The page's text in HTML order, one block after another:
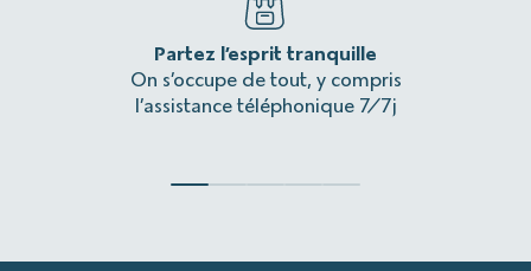
Partez l’esprit tranquille
On s’occupe de tout, y compris
l’assistance téléphonique 7/7j